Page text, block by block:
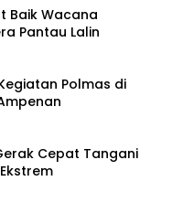
Baik Wacana
Pantau Lalin
Polmas di
Cepat Tangani